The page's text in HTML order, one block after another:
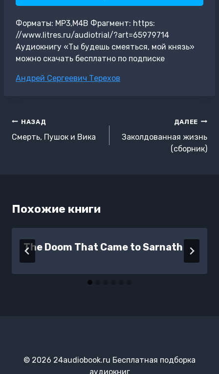
Форматы: MP3,M4B Фрагмент: https:
//www.litres.ru/audiotrial/?art=65979714
Аудиокнигу «Ты будешь смеяться, мой князь»
можно скачать бесплатно по подписке
Метки
Андрей Сергеевич Терехов
Навигация
по
НАЗАД
Смерть, Пушок и Вика
ДАЛЕЕ
Заколдованная жизнь
(сборник)
Похожие книги
The Doom That Came to Sarnath
© 2026 24audiobook.ru Бесплатная подборка
аудиокниг